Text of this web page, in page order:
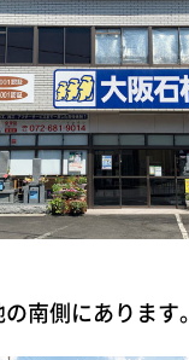
南側にあります。